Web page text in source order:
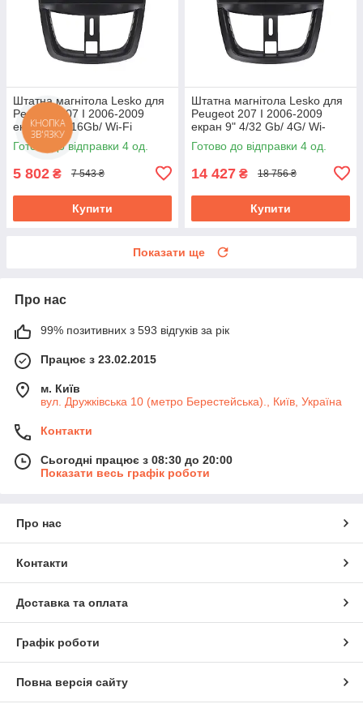
Штатна магнітола Lesko для
Peugeot 207 I 2006-2009
екран 9" 1/16Gb/ Wi-Fi
Optima GPS Android Пожо
Готово до відправки 4 од.
5 802 ₴ 7 543 ₴
Купити
Штатна магнітола Lesko для
Peugeot 207 I 2006-2009
екран 9" 4/32 Gb/ 4G/ Wi-
Fi/CarPlay Top GPS Android
Готово до відправки 4 од.
14 427 ₴ 18 756 ₴
Купити
Показати ще
Про нас
99% позитивних з 593 відгуків за рік
Працює з 23.02.2015
м. Київ
вул. Дружківська 10 (метро Берестейська)., Київ, Україна
Контакти
Сьогодні працює з 08:30 до 20:00
Показати весь графік роботи
Про нас
Контакти
Доставка та оплата
Графік роботи
Повна версія сайту
КНОПКА
ЗВ'ЯЗКУ